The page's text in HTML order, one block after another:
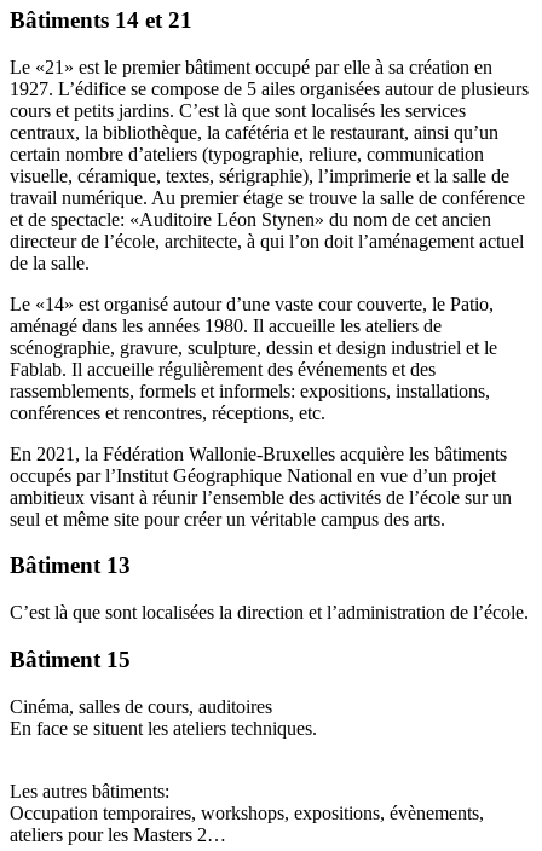
Bâtiments 14 et 21
Le «21» est le premier bâtiment occupé par elle à sa création en
1927. L’édifice se compose de 5 ailes organisées autour de plusieurs
cours et petits jardins. C’est là que sont localisés les services
centraux, la bibliothèque, la cafétéria et le restaurant, ainsi qu’un
certain nombre d’ateliers (typographie, reliure, communication
visuelle, céramique, textes, sérigraphie), l’imprimerie et la salle de
travail numérique. Au premier étage se trouve la salle de conférence
et de spectacle: «Auditoire Léon Stynen» du nom de cet ancien
directeur de l’école, architecte, à qui l’on doit l’aménagement actuel
de la salle.
Le «14» est organisé autour d’une vaste cour couverte, le Patio,
aménagé dans les années 1980. Il accueille les ateliers de
scénographie, gravure, sculpture, dessin et design industriel et le
Fablab. Il accueille régulièrement des événements et des
rassemblements, formels et informels: expositions, installations,
conférences et rencontres, réceptions, etc.
En 2021, la Fédération Wallonie-Bruxelles acquière les bâtiments
occupés par l’Institut Géographique National en vue d’un projet
ambitieux visant à réunir l’ensemble des activités de l’école sur un
seul et même site pour créer un véritable campus des arts.
Bâtiment 13
C’est là que sont localisées la direction et l’administration de l’école.
Bâtiment 15
Cinéma, salles de cours, auditoires
En face se situent les ateliers techniques.
Les autres bâtiments:
Occupation temporaires, workshops, expositions, évènements,
ateliers pour les Masters 2…